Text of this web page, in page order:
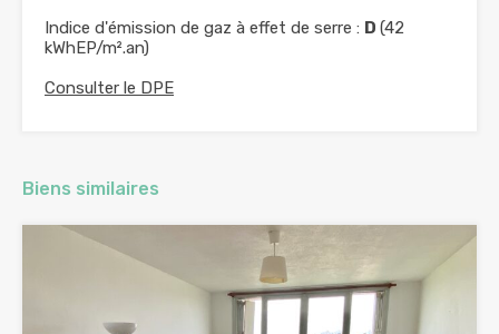
Indice d'émission de gaz à effet de serre : D (42
kWhEP/m².an)
Consulter le DPE
Biens similaires